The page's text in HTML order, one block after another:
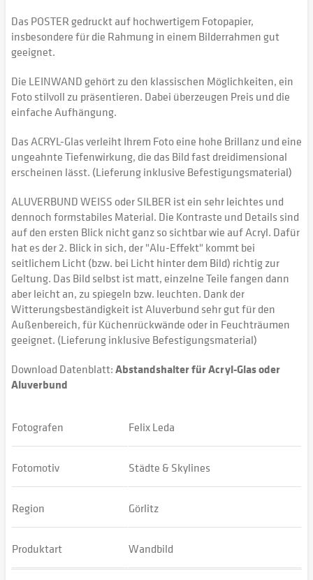
Das POSTER gedruckt auf hochwertigem Fotopapier,
insbesondere für die Rahmung in einem Bilderrahmen gut
geeignet.
Die LEINWAND gehört zu den klassischen Möglichkeiten, ein
Foto stilvoll zu präsentieren. Dabei überzeugen Preis und die
einfache Aufhängung.
Das ACRYL-Glas verleiht Ihrem Foto eine hohe Brillanz und eine
ungeahnte Tiefenwirkung, die das Bild fast dreidimensional
erscheinen lässt. (Lieferung inklusive Befestigungsmaterial)
ALUVERBUND WEISS oder SILBER ist ein sehr leichtes und
dennoch formstabiles Material. Die Kontraste und Details sind
auf den ersten Blick nicht ganz so sichtbar wie auf Acryl. Dafür
hat es der 2. Blick in sich, der "Alu-Effekt" kommt bei
seitlichem Licht (bzw. bei Licht hinter dem Bild) richtig zur
Geltung. Das Bild selbst ist matt, einzelne Teile fangen dann
aber leicht an, zu spiegeln bzw. leuchten. Dank der
Witterungsbeständigkeit ist Aluverbund sehr gut für den
Außenbereich, für Küchenrückwände oder in Feuchträumen
geeignet. (Lieferung inklusive Befestigungsmaterial)
Download Datenblatt:Abstandshalter für Acryl-Glas oder
Aluverbund
Fotografen Felix Leda
Fotomotiv Städte & Skylines
Region Görlitz
Produktart Wandbild